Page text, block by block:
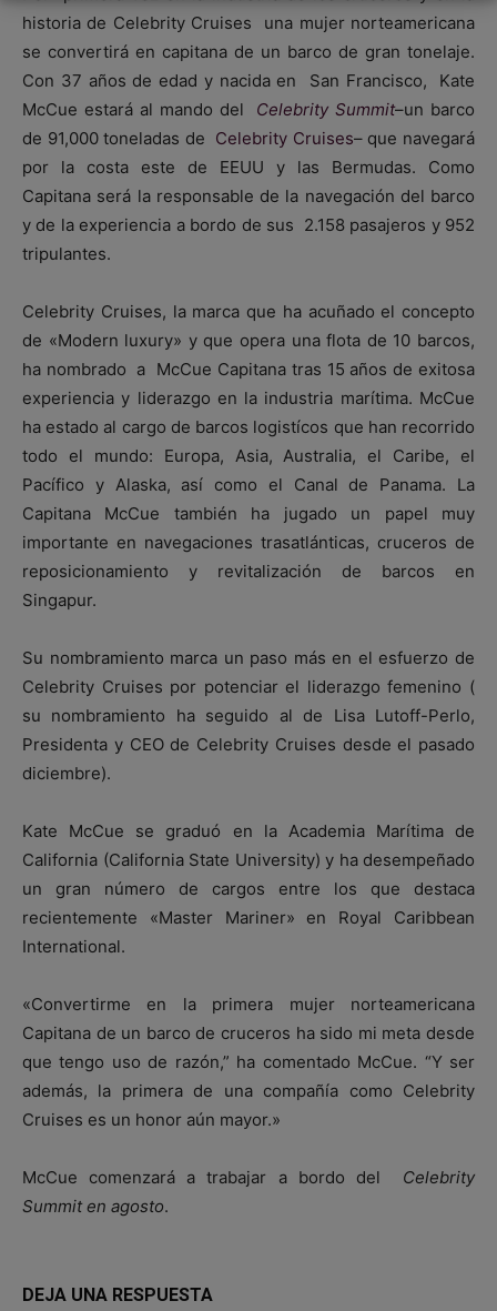
historia de Celebrity Cruises una mujer norteamericana
se convertirá en capitana de un barco de gran tonelaje.
Con 37 años de edad y nacida en San Francisco, Kate
McCue estará al mando del Celebrity Summit–un barco
de 91,000 toneladas de Celebrity Cruises– que navegará
por la costa este de EEUU y las Bermudas. Como
Capitana será la responsable de la navegación del barco
y de la experiencia a bordo de sus 2.158 pasajeros y 952
tripulantes.
Celebrity Cruises, la marca que ha acuñado el concepto
de «Modern luxury» y que opera una flota de 10 barcos,
ha nombrado a McCue Capitana tras 15 años de exitosa
experiencia y liderazgo en la industria marítima. McCue
ha estado al cargo de barcos logistícos que han recorrido
todo el mundo: Europa, Asia, Australia, el Caribe, el
Pacífico y Alaska, así como el Canal de Panama. La
Capitana McCue también ha jugado un papel muy
importante en navegaciones trasatlánticas, cruceros de
reposicionamiento y revitalización de barcos en
Singapur.
Su nombramiento marca un paso más en el esfuerzo de
Celebrity Cruises por potenciar el liderazgo femenino (
su nombramiento ha seguido al de Lisa Lutoff-Perlo,
Presidenta y CEO de Celebrity Cruises desde el pasado
diciembre).
Kate McCue se graduó en la Academia Marítima de
California (California State University) y ha desempeñado
un gran número de cargos entre los que destaca
recientemente «Master Mariner» en Royal Caribbean
International.
«Convertirme en la primera mujer norteamericana
Capitana de un barco de cruceros ha sido mi meta desde
que tengo uso de razón,” ha comentado McCue. “Y ser
además, la primera de una compañía como Celebrity
Cruises es un honor aún mayor.»
McCue comenzará a trabajar a bordo del Celebrity
Summit en agosto.
DEJA UNA RESPUESTA